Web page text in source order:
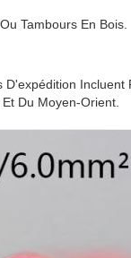
Tambours En Bois.
Du Moyen-Orient.